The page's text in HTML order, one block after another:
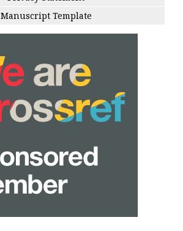
Manuscript Template